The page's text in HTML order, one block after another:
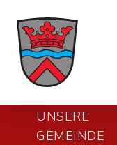
UNSERE
GEMEINDE